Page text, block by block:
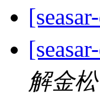
解金松